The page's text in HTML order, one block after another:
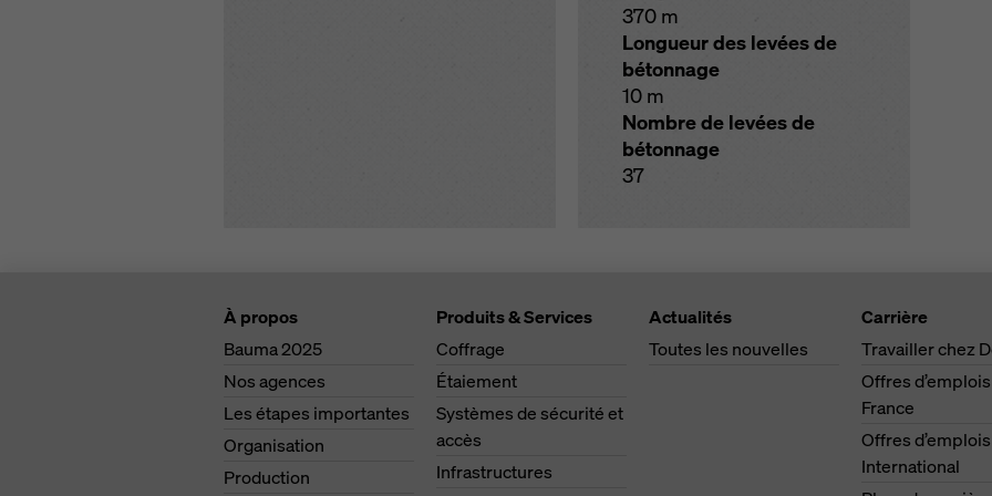
370 m
Longueur des levées de
bétonnage
10 m
Nombre de levées de
bétonnage
37
À propos
Bauma 2025
Nos agences
Les étapes importantes
Organisation
Production
Produits & Services
Coffrage
Étaiement
Systèmes de sécurité et
accès
Infrastructures
Actualités
Toutes les nouvelles
Carrière
Travailler chez
Offres
France
Offres
International